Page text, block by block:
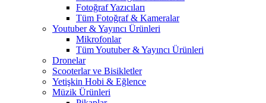
Fotoğraf Yazıcıları
Tüm Fotoğraf & Kameralar
Youtuber & Yayıncı Ürünleri
Mikrofonlar
Tüm Youtuber & Yayıncı Ürünleri
Dronelar
Scooterlar ve Bisikletler
Yetişkin Hobi & Eğlence
Müzik Ürünleri